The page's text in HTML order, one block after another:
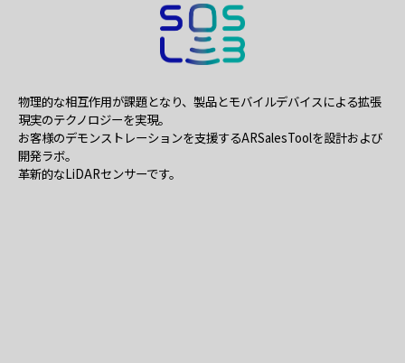
物理的な相互作用が課題となり、製品とモバイルデバイスによる拡張
現実のテクノロジーを実現。
お客様のデモンストレーションを支援するARSalesToolを設計および
開発ラボ。
革新的なLiDARセンサーです。